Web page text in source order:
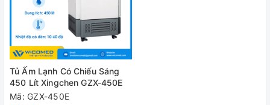
Tủ ấm lạnh GZX-450E
✅ Bộ phụ kiện tiêu chuẩn
✅ Hướng dẫn sử dụng
Đánh giá
Tủ Ấm Lạnh Có Chiếu Sáng
450 Lít Xingchen GZX-450E
Mã: GZX-450E